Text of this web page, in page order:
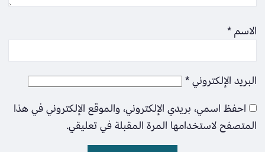
الاسم*
البريد الإلكتروني*
احفظ اسمي، بريدي الإلكتروني، والموقع الإلكتروني في هذا
المتصفح لاستخدامها المرة المقبلة في تعليقي.